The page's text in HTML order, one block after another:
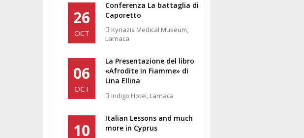
26
OCT
Conferenza La battaglia di
Caporetto
Kyriazis Medical Museum,
Larnaca
06
OCT
La Presentazione del libro
«Afrodite in Fiamme» di
Lina Ellina
Indigo Hotel, Larnaca
10
Italian Lessons and much
more in Cyprus